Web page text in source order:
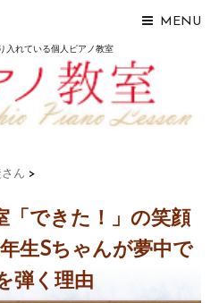
MENU
入れている個人ピアノ教室
ん >
「できた！」の笑顔
生Sちゃんが夢中で
弾く理由